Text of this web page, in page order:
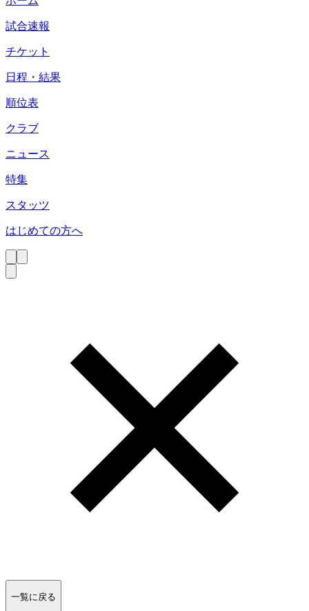
試合速報
チケット
日程・結果
順位表
クラブ
ニュース
特集
スタッツ
はじめての方へ
一覧に戻る